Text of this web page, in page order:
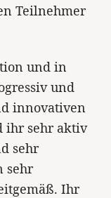
Teilnehmer
und in
und
innovativen
ihr sehr aktiv
sehr
sehr
Ihr